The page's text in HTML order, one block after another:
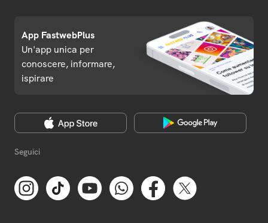
App FastwebPlus
Un'app unica per
conoscere, informare,
ispirare
Seguici